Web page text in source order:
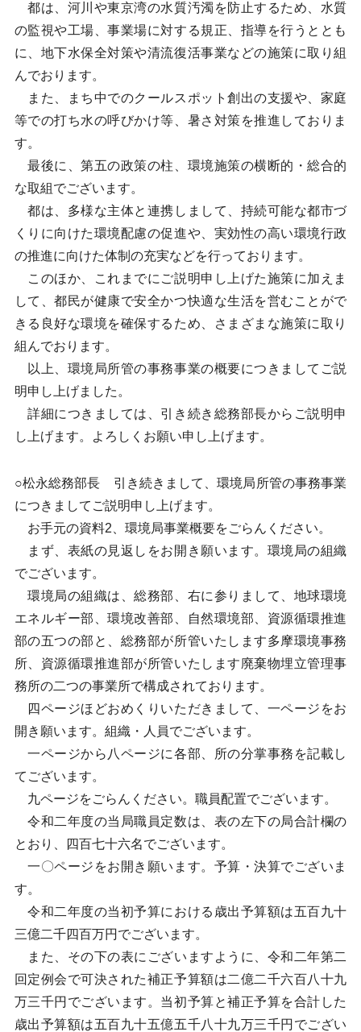
都は、河川や東京湾の水質汚濁を防止するため、水質
の監視や工場、事業場に対する規正、指導を行うととも
に、地下水保全対策や清流復活事業などの施策に取り組
んでおります。
また、まち中でのクールスポット創出の支援や、家庭
等での打ち水の呼びかけ等、暑さ対策を推進しておりま
す。
最後に、第五の政策の柱、環境施策の横断的・総合的
な取組でございます。
都は、多様な主体と連携しまして、持続可能な都市づ
くりに向けた環境配慮の促進や、実効性の高い環境行政
の推進に向けた体制の充実などを行っております。
このほか、これまでにご説明申し上げた施策に加えま
して、都民が健康で安全かつ快適な生活を営むことがで
きる良好な環境を確保するため、さまざまな施策に取り
組んでおります。
以上、環境局所管の事務事業の概要につきましてご説
明申し上げました。
詳細につきましては、引き続き総務部長からご説明申
し上げます。よろしくお願い申し上げます。
○松永総務部長 引き続きまして、環境局所管の事務事業
につきましてご説明申し上げます。
お手元の資料2、環境局事業概要をごらんください。
まず、表紙の見返しをお開き願います。環境局の組織
でございます。
環境局の組織は、総務部、右に参りまして、地球環境
エネルギー部、環境改善部、自然環境部、資源循環推進
部の五つの部と、総務部が所管いたします多摩環境事務
所、資源循環推進部が所管いたします廃棄物埋立管理事
務所の二つの事業所で構成されております。
四ページほどおめくりいただきまして、一ページをお
開き願います。組織・人員でございます。
一ページから八ページに各部、所の分掌事務を記載し
てございます。
九ページをごらんください。職員配置でございます。
令和二年度の当局職員定数は、表の左下の局合計欄の
とおり、四百七十六名でございます。
一〇ページをお開き願います。予算・決算でございま
す。
令和二年度の当初予算における歳出予算額は五百九十
三億二千四百万円でございます。
また、その下の表にございますように、令和二年第二
回定例会で可決された補正予算額は二億二千六百八十九
万三千円でございます。当初予算と補正予算を合計した
歳出予算額は五百九十五億五千八十九万三千円でござい